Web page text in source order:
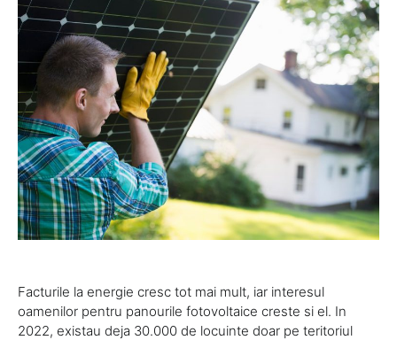
Facturile la energie cresc tot mai mult, iar interesul
oamenilor pentru panourile fotovoltaice creste si el. In
2022, existau deja 30.000 de locuinte doar pe teritoriul